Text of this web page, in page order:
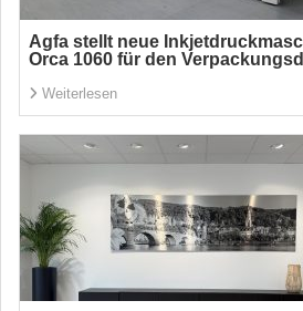
Agfa stellt neue
Orca 1060 für den
Weiterlesen